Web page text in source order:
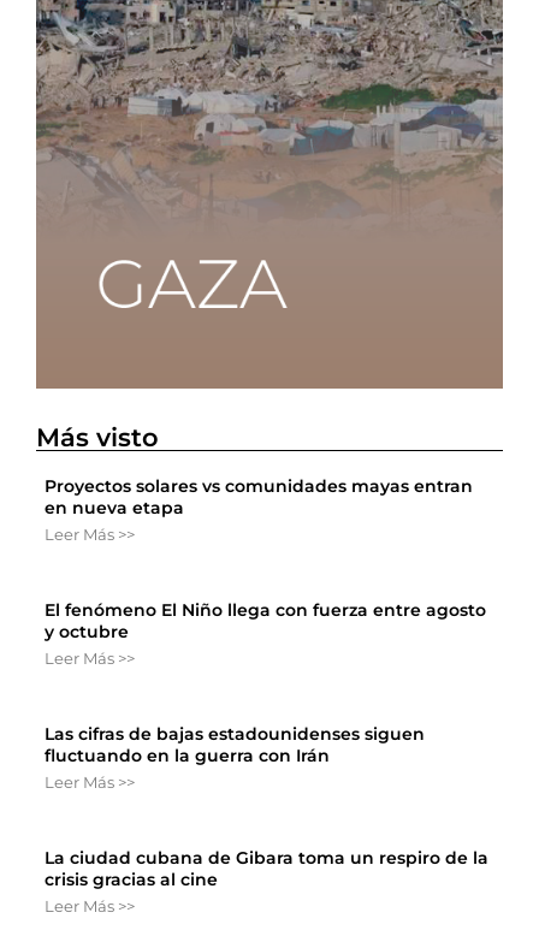
Más visto
Proyectos solares vs comunidades mayas entran
en nueva etapa
Leer Más >>
El fenómeno El Niño llega con fuerza entre agosto
y octubre
Leer Más >>
Las cifras de bajas estadounidenses siguen
fluctuando en la guerra con Irán
Leer Más >>
La ciudad cubana de Gibara toma un respiro de la
crisis gracias al cine
Leer Más >>